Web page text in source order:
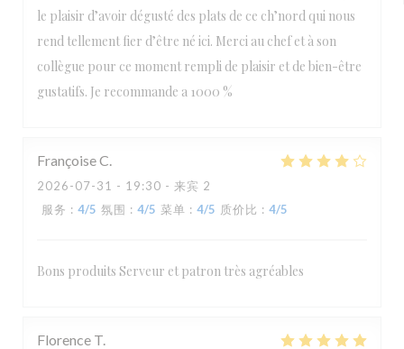
le plaisir d’avoir dégusté des plats de ce ch’nord qui nous
rend tellement fier d’être né ici. Merci au chef et à son
collègue pour ce moment rempli de plaisir et de bien-être
gustatifs. Je recommande a 1000 %
FrançoiseC
2026-07-31 - 19:30 - 来宾 2
服务 : 4/5 氛围 : 4/5 菜单 : 4/5 质价比 : 4/5
Bons produits Serveur et patron très agréables
Florence T